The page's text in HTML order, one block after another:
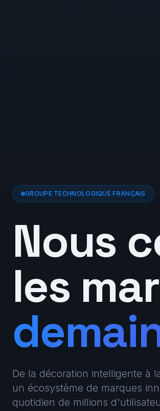
GROUPE TECHNOLOGIQUE FRANÇAIS
Nous
les
De la décoration intelligente à
un écosystème de marques
quotidien de millions